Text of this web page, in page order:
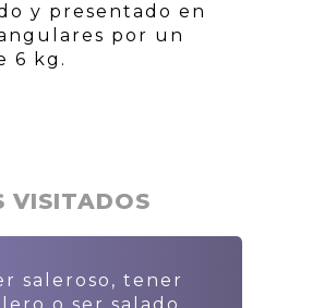
y presentado en
por un
6 kg.
VISITADOS
saleroso, tener